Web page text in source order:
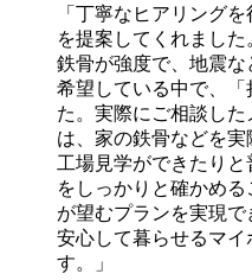
「丁寧なヒアリング
を提案してくれました
鉄骨が強度で、地震
希望している中で、
た。実際にご相談し
は、家の鉄骨などを
工場見学ができたり
をしっかりと確かめ
が望むプランを実現
安心して暮らせるマ
す。」